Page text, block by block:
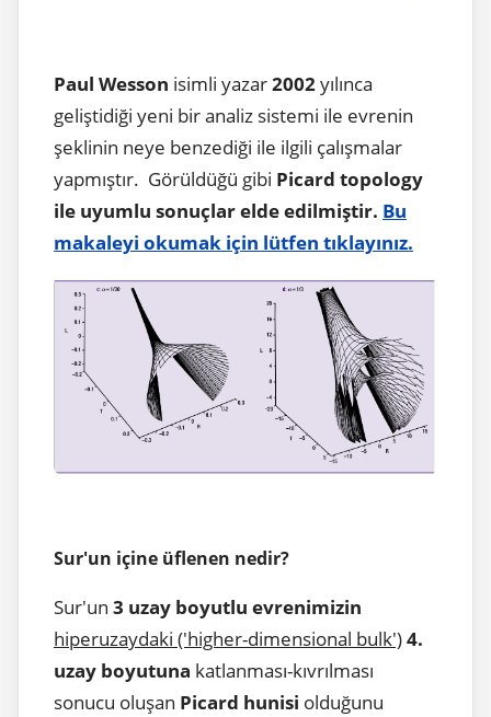
Paul Wesson isimli yazar2002yılınca
geliştidiği yeni bir analiz sistemi ile evrenin
şeklinin neye benzediği ile ilgili çalışmalar
yapmıştır. Görüldüğü gibi Picard topology
ile uyumlu sonuçlar elde edilmiştir. Bu
makaleyi okumak için lütfen tıklayınız.
Sur'un içine üflenen nedir?
Sur'un 3 uzay boyutlu evrenimizin
hiperuzaydaki ('higher-dimensional bulk')4.
uzay boyutuna katlanması-kıvrılması
sonucu oluşan Picard hunisi olduğunu